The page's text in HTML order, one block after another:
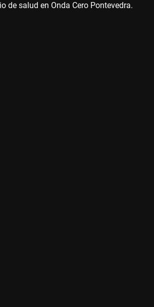
de salud en Onda Cero Pontevedra.